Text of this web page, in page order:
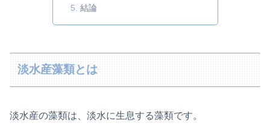
結論
淡水産藻類とは
淡水産の藻類は、淡水に生息する藻類です。